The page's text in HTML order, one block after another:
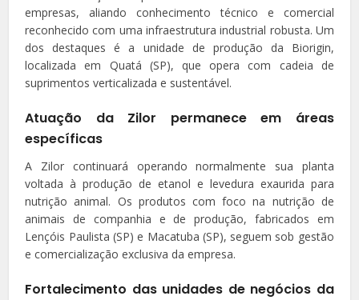
empresas, aliando conhecimento técnico e comercial
reconhecido com uma infraestrutura industrial robusta. Um
dos destaques é a unidade de produção da Biorigin,
localizada em Quatá (SP), que opera com cadeia de
suprimentos verticalizada e sustentável.
Atuação da Zilor permanece em áreas
específicas
A Zilor continuará operando normalmente sua planta
voltada à produção de etanol e levedura exaurida para
nutrição animal. Os produtos com foco na nutrição de
animais de companhia e de produção, fabricados em
Lençóis Paulista (SP) e Macatuba (SP), seguem sob gestão
e comercialização exclusiva da empresa.
Fortalecimento das unidades de negócios da